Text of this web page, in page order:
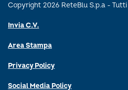
Copyright 2026 ReteBlu S.p.a -
Invia C.V.
Area Stampa
Privacy Policy
Social Media Policy